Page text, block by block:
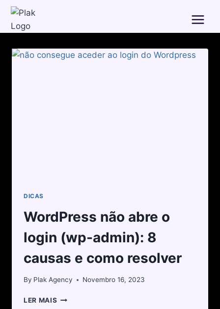
DICAS
WordPress não abre o
login (wp-admin): 8
causas e como resolver
By Plak Agency Novembro 16, 2023
LER MAIS